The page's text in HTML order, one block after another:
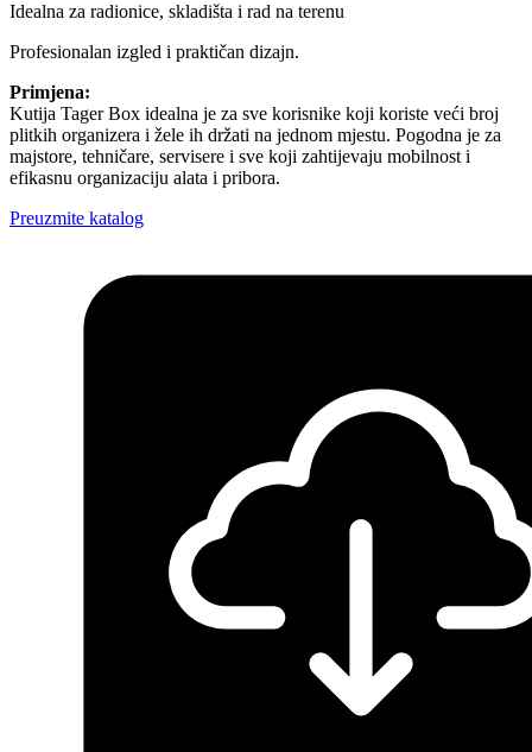
Idealna za radionice, skladišta i rad na terenu
Profesionalan izgled i praktičan dizajn.
Primjena:
Kutija Tager Box idealna je za sve korisnike koji koriste veći broj
plitkih organizera i žele ih držati na jednom mjestu. Pogodna je za
majstore, tehničare, servisere i sve koji zahtijevaju mobilnost i
efikasnu organizaciju alata i pribora.
Preuzmite katalog